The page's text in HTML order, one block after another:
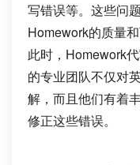
写错误等。这些问
Homework的质量和
此时，Homework
的专业团队不仅对
解，而且他们有着
修正这些错误。